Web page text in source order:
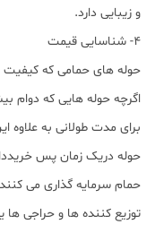
و زیبایی دارد.
4- شناسایی قیمت
حوله های حمامی که کیفیت
اگرچه حوله هایی که دوام
برای مدت طولانی به علاوه
حوله دریک زمان پس
حمام سرمایه گذاری می
توزیع کننده ها و حراجی ها